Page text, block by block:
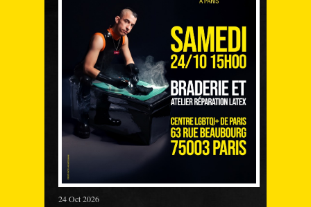
24 Oct 2026